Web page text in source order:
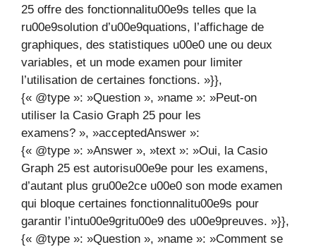
25 offre des fonctionnalitu00e9s telles que la
ru00e9solution d’u00e9quations, l’affichage de
graphiques, des statistiques u00e0 une ou deux
variables, et un mode examen pour limiter
l’utilisation de certaines fonctions. »}},
{« @type »: »Question », »name »: »Peut-on
utiliser la Casio Graph 25 pour les
examens? », »acceptedAnswer »:
{« @type »: »Answer », »text »: »Oui, la Casio
Graph 25 est autorisu00e9e pour les examens,
d’autant plus gru00e2ce u00e0 son mode examen
qui bloque certaines fonctionnalitu00e9s pour
garantir l’intu00e9gritu00e9 des u00e9preuves. »}},
{« @type »: »Question », »name »: »Comment se